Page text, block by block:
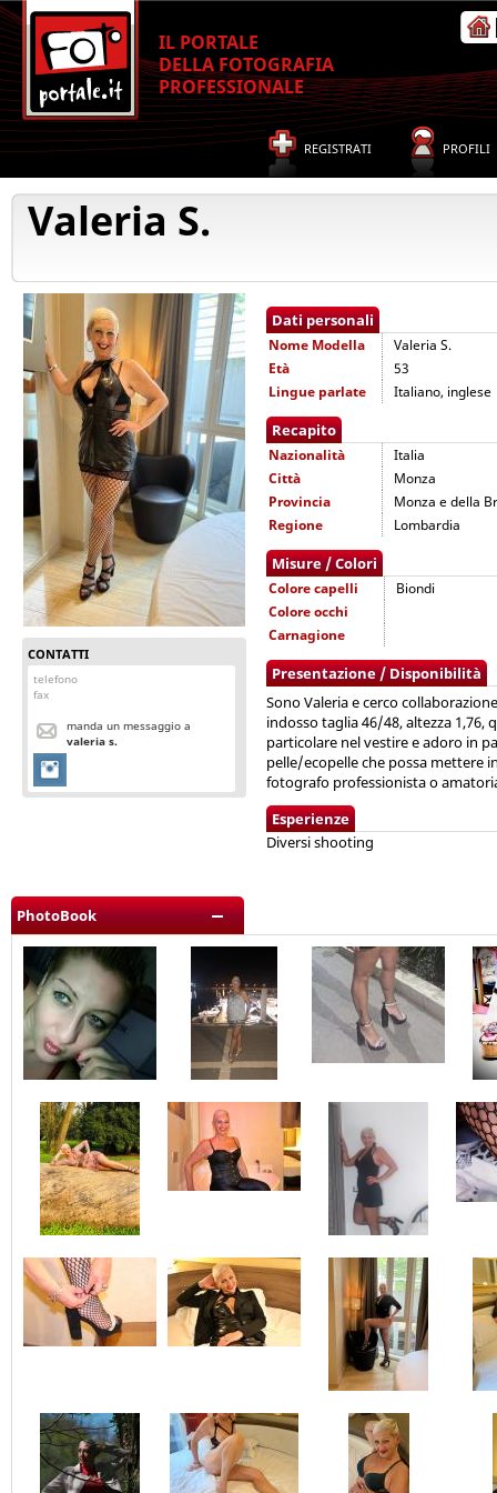
IL PORTALE
DELLA FOTOGRAFIA
PROFESSIONALE
REGISTRATI PROFILI
Valeria S.
CONTATTI
telefono
fax
manda un messaggio a
valeria s.
Dati personali
Nome Modella
Valeria S.
Età
53
Lingue parlate
Italiano, inglese
Recapito
Nazionalità
Italia
Città
Monza
Provincia
Monza e della
Regione
Lombardia
Misure / Colori
Colore capelli
Biondi
Colore occhi
Carnagione
Presentazione / Disponibilità
Sono Valeria e cerco
indosso taglia 46/48, altezza 1,76,
particolare nel vestire e adoro in
pelle/ecopelle che possa mettere
fotografo professionista o
Esperienze
Diversi shooting
PhotoBook